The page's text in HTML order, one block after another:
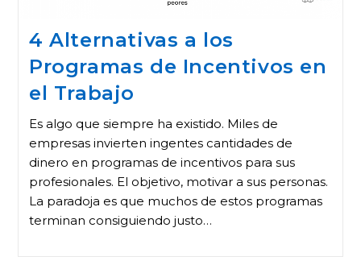
4 Alternativas a los
Programas de Incentivos en
el Trabajo
Es algo que siempre ha existido. Miles de
empresas invierten ingentes cantidades de
dinero en programas de incentivos para sus
profesionales. El objetivo, motivar a sus personas.
La paradoja es que muchos de estos programas
terminan consiguiendo justo…